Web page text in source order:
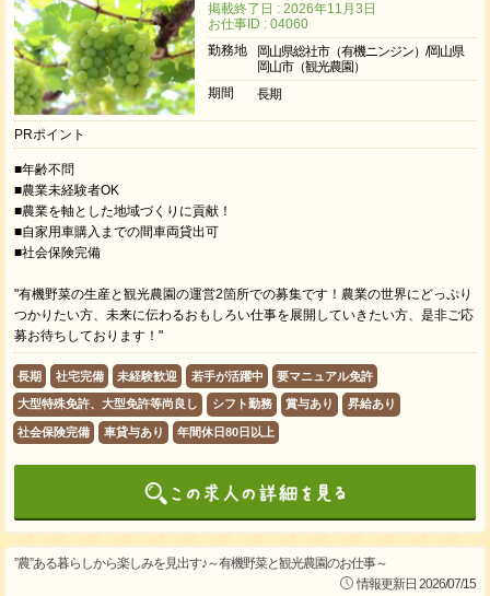
掲載終了日 : 2026年11月3日
お仕事ID : 04060
勤務地
岡山県総社市（有機ニンジン）/岡山県
岡山市（観光農園）
期間
長期
PRポイント
■年齢不問
■農業未経験者OK
■農業を軸とした地域づくりに貢献！
■自家用車購入までの間車両貸出可
■社会保険完備
"有機野菜の生産と観光農園の運営2箇所での募集です！農業の世界にどっぷり
つかりたい方、未来に伝わるおもしろい仕事を展開していきたい方、是非ご応
募お待ちしております！"
長期 社宅完備 未経験歓迎 若手が活躍中 要マニュアル免許
大型特殊免許、大型免許等尚良し シフト勤務 賞与あり 昇給あり
社会保険完備 車貸与あり 年間休日80日以上
”農”ある暮らしから楽しみを見出す♪～有機野菜と観光農園のお仕事～
情報更新日 2026/07/15